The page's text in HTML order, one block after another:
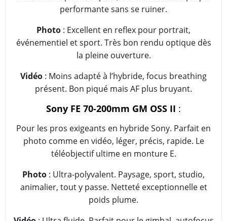
performante sans se ruiner.
Photo : Excellent en reflex pour portrait,
événementiel et sport. Très bon rendu optique dès
la pleine ouverture.
Vidéo : Moins adapté à l’hybride, focus breathing
présent. Bon piqué mais AF plus bruyant.
Sony FE 70-200mm GM OSS II :
Pour les pros exigeants en hybride Sony. Parfait en
photo comme en vidéo, léger, précis, rapide. Le
téléobjectif ultime en monture E.
Photo : Ultra-polyvalent. Paysage, sport, studio,
animalier, tout y passe. Netteté exceptionnelle et
poids plume.